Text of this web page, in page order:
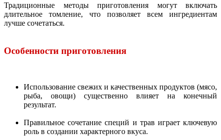
Традиционные методы приготовления могут включать
длительное томление, что позволяет всем ингредиентам
лучше сочетаться.
Особенности приготовления
Использование свежих и качественных продуктов (мясо,
рыба, овощи) существенно влияет на конечный
результат.
Правильное сочетание специй и трав играет ключевую
роль в создании характерного вкуса.